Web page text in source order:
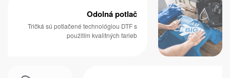
Odolná potlač
Tričká sú potlačené technológiou DTF s
použitím kvalitných farieb